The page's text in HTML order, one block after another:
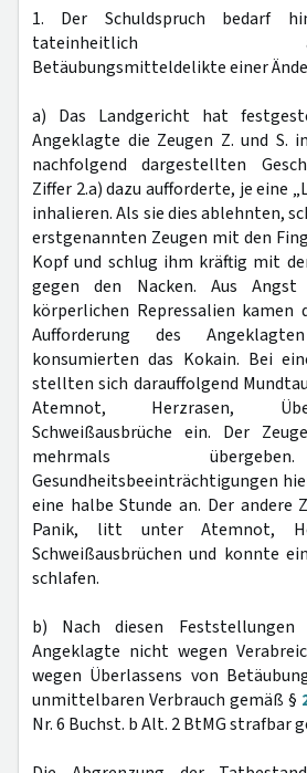
1. Der Schuldspruch bedarf
tateinheitlich
Betäubungsmitteldelikte einer
a) Das Landgericht hat
Angeklagte die Zeugen Z. und S.
nachfolgend dargestellten
Ziffer 2.a) dazu aufforderte, je eine
inhalieren. Als sie dies ablehnten,
erstgenannten Zeugen mit den
Kopf und schlug ihm kräftig mit
gegen den Nacken. Aus
körperlichen Repressalien kamen
Aufforderung des
konsumierten das Kokain. Bei
stellten sich darauffolgend
Atemnot, Herzrasen,
Schweißausbrüche ein. Der
mehrmals
Gesundheitsbeeinträchtigungen
eine halbe Stunde an. Der andere
Panik, litt unter Atemnot,
Schweißausbrüchen und konnte
schlafen.
b) Nach diesen
Angeklagte nicht wegen
wegen Überlassens von
unmittelbaren Verbrauch gemäß §
Nr. 6 Buchst. b Alt. 2 BtMG strafbar